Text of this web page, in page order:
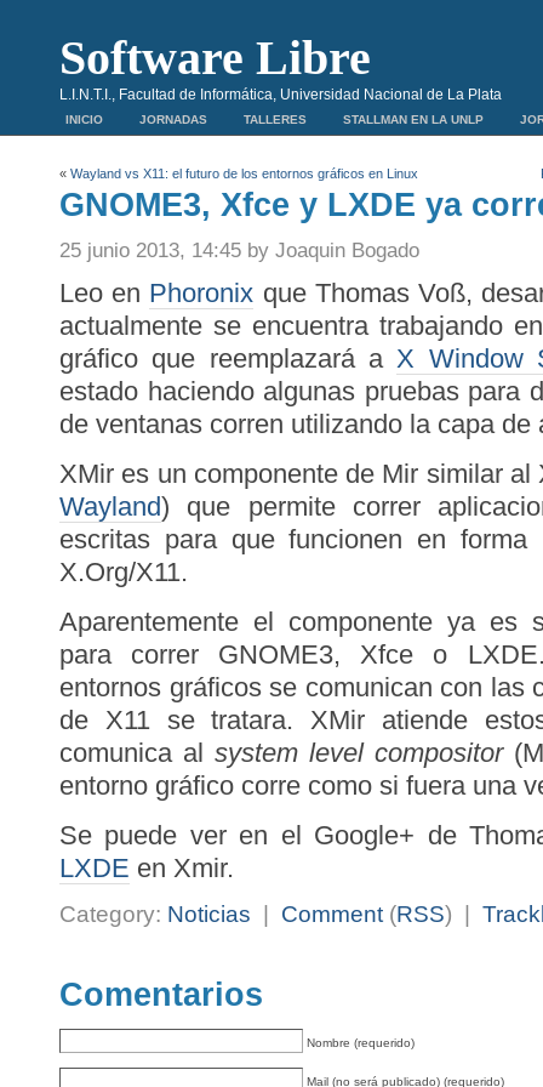
Software Libre
L.I.N.T.I., Facultad de Informática, Universidad Nacional de La Plata
INICIO JORNADAS TALLERES STALLMAN EN LA UNLP
« Wayland vs X11: el futuro de los entornos gráficos en Linux
GNOME3, Xfce y LXDE ya
25 junio 2013, 14:45 by Joaquin Bogado
Leo en Phoronix que Thomas Voß,
actualmente se encuentra trabajando
gráfico que reemplazará aX Window
estado haciendo algunas pruebas para
de ventanas corren utilizando la capa de
XMir es un componente de Mir similar al
Wayland) que permite correr
escritas para que funcionen en
X.Org/X11.
Aparentemente el componente ya es
para correr GNOME3, Xfce o
entornos gráficos se comunican con las
de X11 se tratara. XMir atiende
comunica al system level compositor
entorno gráfico corre como si fuera una
Se puede ver en el Google+ de
LXDE en Xmir.
Category: Noticias Comment (RSS) |
Comentarios
Nombre (requerido)
Mail (no será publicado) (requerido)